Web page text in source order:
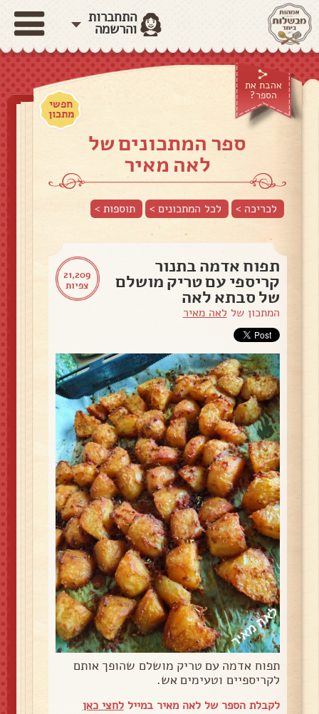
התחברות
והרשמה
אהבת את
הספר?
חפשי
מתכון
ספר המתכונים של
לאה מאיר
לכריכה > לכל המתכונים > תוספות>
21,209
צפיות
תפוח אדמה בתנור
קריספי עם טריק מושלם
של סבתא לאה
המתכון של לאה מאיר
תפוח אדמה עם טריק מושלם שהופך אותם
לקריספיים וטעימים אש.
לקבלת הספר של לאה מאיר במייללחצי כאן